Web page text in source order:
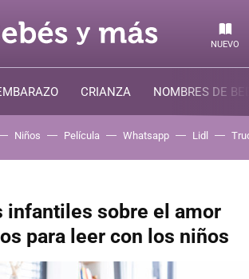
NUEVO
CRIANZA NOMBRES DE
Niños Película Whatsapp Lidl
infantiles sobre el amor
para leer con los niños